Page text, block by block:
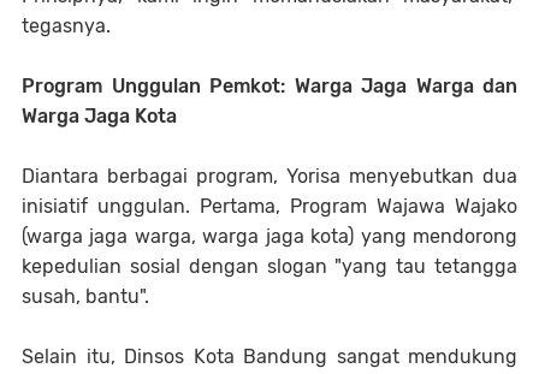
tegasnya.
Program Unggulan Pemkot: Warga Jaga Warga dan
Warga Jaga Kota
Diantara berbagai program, Yorisa menyebutkan dua
inisiatif unggulan. Pertama, Program Wajawa Wajako
(warga jaga warga, warga jaga kota) yang mendorong
kepedulian sosial dengan slogan "yang tau tetangga
susah, bantu".
Selain itu, Dinsos Kota Bandung sangat mendukung